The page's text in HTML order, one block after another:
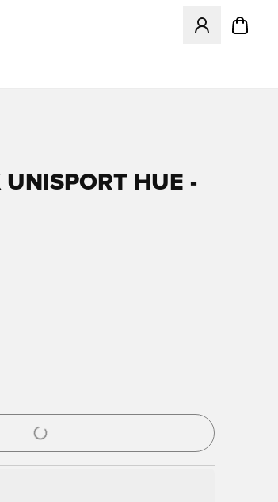
Åbner en
HUE -
eller tilmelde dig som medlem